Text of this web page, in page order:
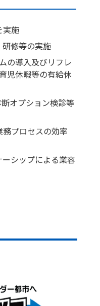
実施
修等の実施
の導入及びリフレ
児休暇等の有給休
オプション検診等
プロセスの効率
シップによる業容